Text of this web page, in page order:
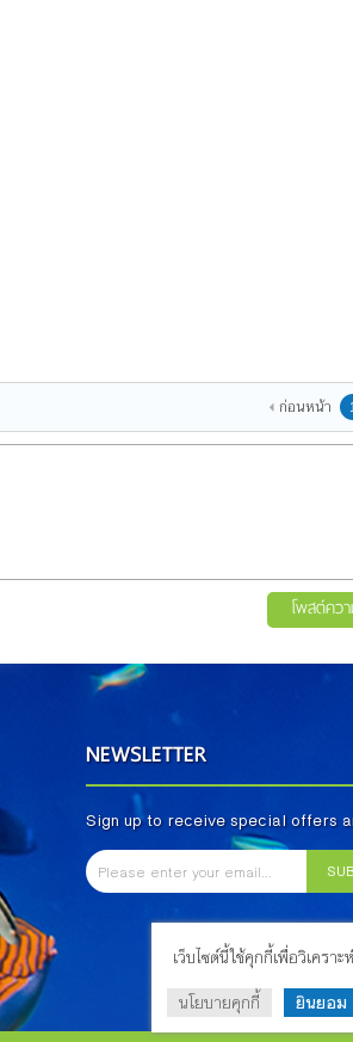
ก่อนหน้า 1
โพสต์คว
NEWSLETTER
Sign up to receive special offers
เว็บไซต์นี้ใช้คุกกี้เพื่อวิเคร
นโยบายคุกกี้
ยินยอม